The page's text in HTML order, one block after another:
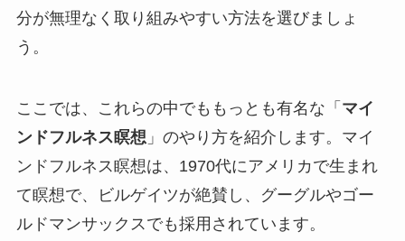
分が無理なく取り組みやすい方法を選びましょ
う。
ここでは、これらの中でももっとも有名な「 マイ
ンドフルネス瞑想 」のやり方を紹介します。マイ
ンドフルネス瞑想は、1970代にアメリカで生まれ
て瞑想で、ビルゲイツが絶賛し、グーグルやゴー
ルドマンサックスでも採用されています。